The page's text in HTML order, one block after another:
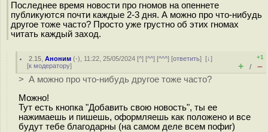
Последнее время новости про гномов на опеннете
публикуются почти каждые 2-3 дня. А можно про что-нибудь
другое тоже часто? Просто уже грустно об этих гномах
читать каждый заход.
2.15 ,Аноним (-), 11:22, 25/05/2024 [^] [^^] [^^^] [ответить][↓]
[к модератору]
+1
+ / –
> А можно про что-нибудь другое тоже часто?
Можно!
Тут есть кнопка "Добавить свою новость", ты ее
нажимаешь и пишешь, оформляешь как положено и все
будут тебе благодарны (на самом деле всем пофиг)